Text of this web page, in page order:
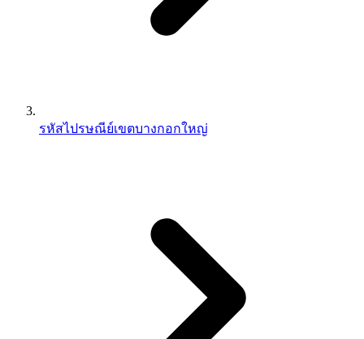
รหัสไปรษณีย์เขตบางกอกใหญ่